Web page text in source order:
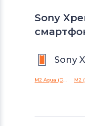
Sony
Sony
M2 Aqua (D2403) M2